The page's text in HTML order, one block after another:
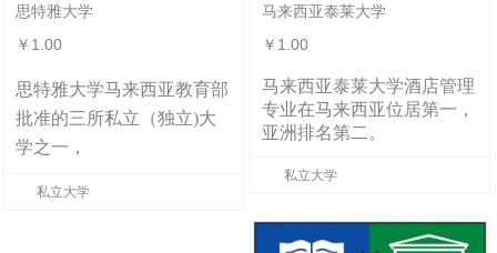
思特雅大学
￥1.00
思特雅大学马来西亚教育部
批准的三所私立（独立)大
学之一，
私立大学
马来西亚泰莱大学
￥1.00
马来西亚泰莱大学酒店管理
专业在马来西亚位居第一，
亚洲排名第二。
私立大学